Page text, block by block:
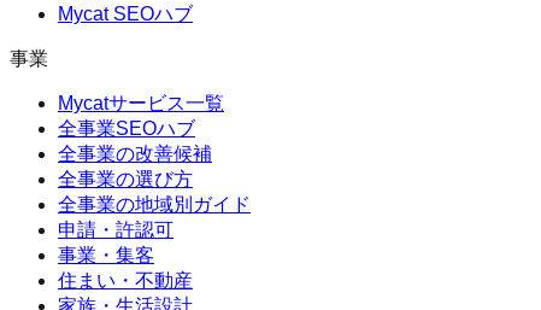
Mycat SEOハブ
事業
Mycatサービス一覧
全事業SEOハブ
全事業の改善候補
全事業の選び方
全事業の地域別ガイド
申請・許認可
事業・集客
住まい・不動産
家族・生活設計